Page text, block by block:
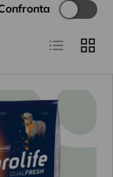
Elenco